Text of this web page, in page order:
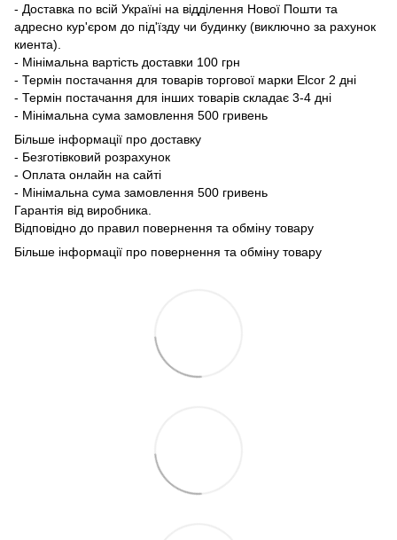
- Доставка по всій Україні на відділення Нової Пошти та
адресно кур'єром до під'їзду чи будинку (виключно за рахунок
киента).
- Мінімальна вартість доставки 100 грн
- Термін постачання для товарів торгової марки Elcor 2 дні
- Термін постачання для інших товарів складає 3-4 дні
- Мінімальна сума замовлення 500 гривень
Більше інформації про доставку
- Безготівковий розрахунок
- Оплата онлайн на сайті
- Мінімальна сума замовлення 500 гривень
Гарантія від виробника.
Відповідно до правил повернення та обміну товару
Більше інформації про повернення та обміну товару